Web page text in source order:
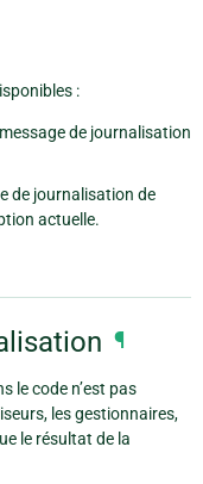
:
de journalisation
de journalisation de
actuelle.
¶
le code n’est pas
les gestionnaires,
le résultat de la